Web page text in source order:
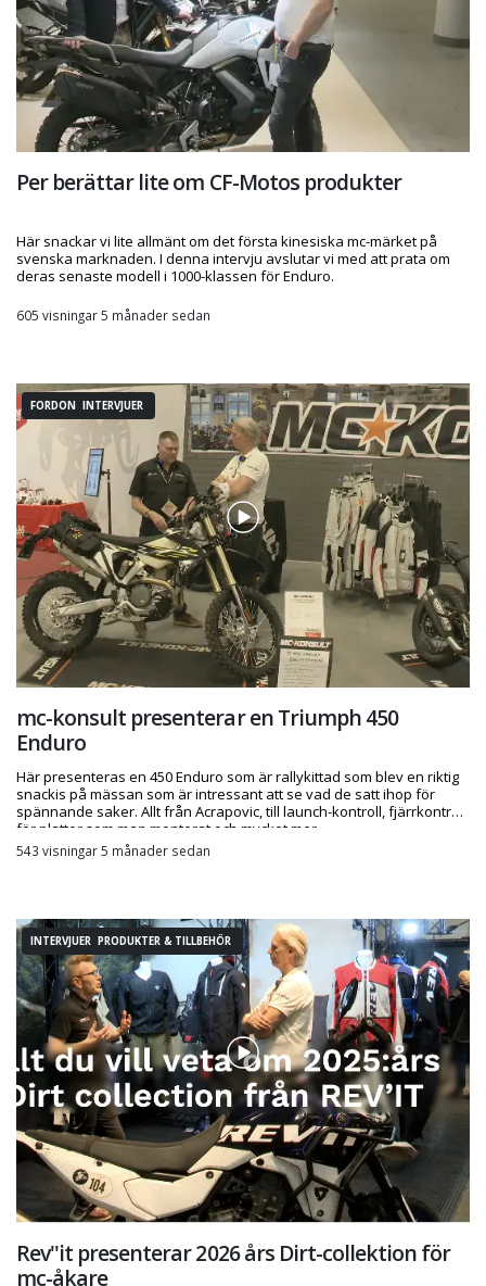
Per berättar lite om CF-Motos produkter
Här snackar vi lite allmänt om det första kinesiska mc-märket på
svenska marknaden. I denna intervju avslutar vi med att prata om
deras senaste modell i 1000-klassen för Enduro.
605 visningar 5 månader sedan
FORDON INTERVJUER
mc-konsult presenterar en Triumph 450
Enduro
Här presenteras en 450 Enduro som är rallykittad som blev en riktig
snackis på mässan som är intressant att se vad de satt ihop för
spännande saker. Allt från Acrapovic, till launch-kontroll, fjärrkontroll
för plattor som man monterat och mycket mer.
543 visningar 5 månader sedan
INTERVJUER PRODUKTER & TILLBEHÖR
Rev''it presenterar 2026 års Dirt-collektion för
mc-åkare